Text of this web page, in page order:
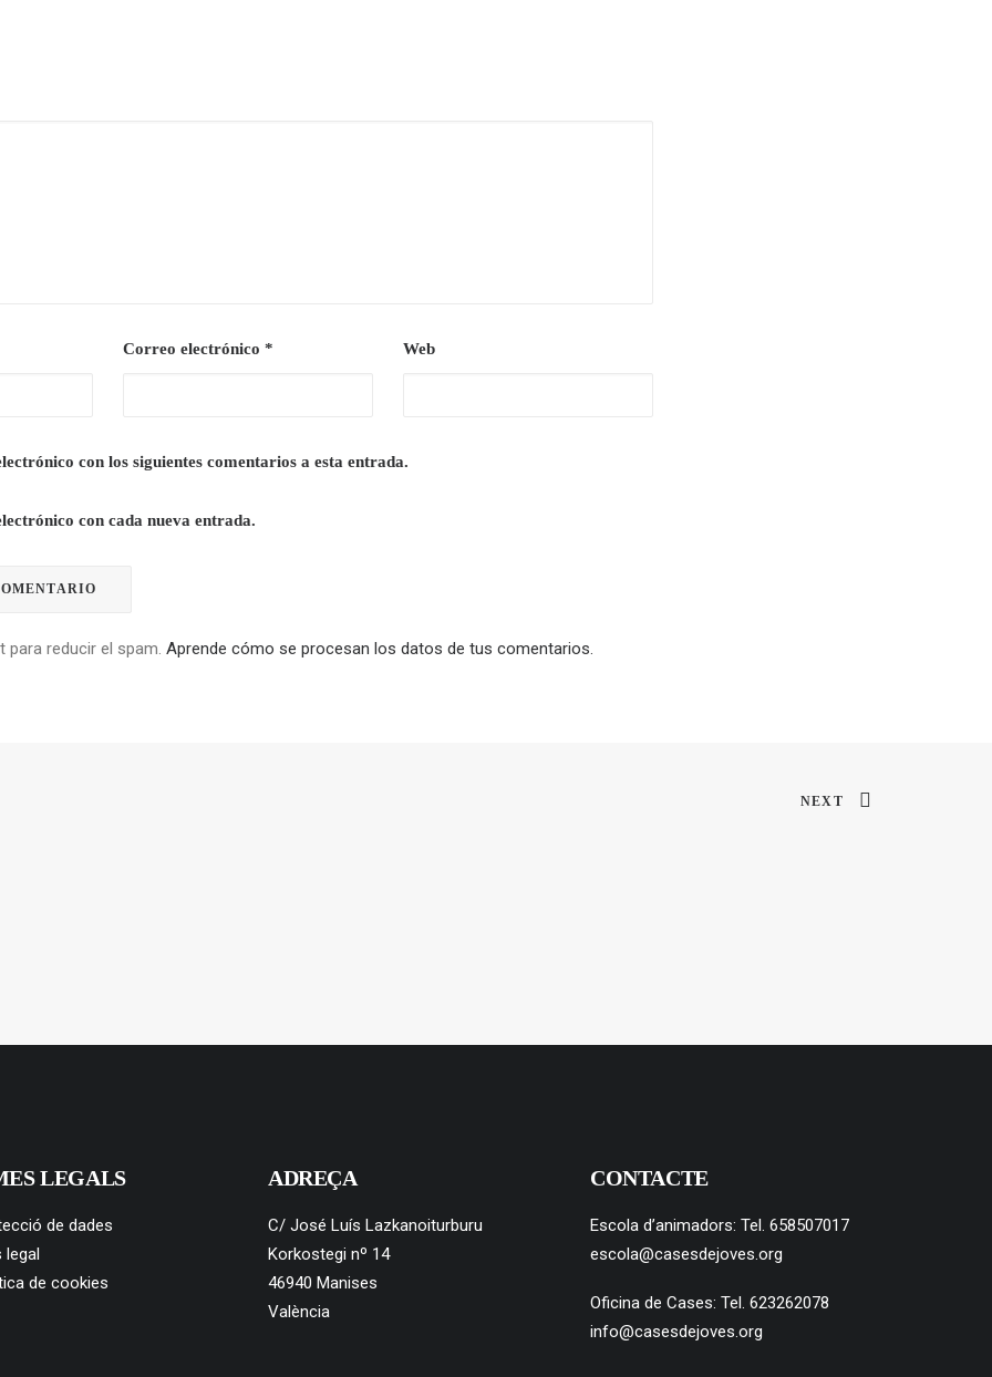
Correo electrónico * Web
con los siguientes comentarios a esta entrada.
con cada nueva entrada.
para reducir el spam. Aprende cómo se procesan los datos de tus comentarios.
NEXT
LEGALS
de dades
legal
de cookies
ADREÇA
C/ José Luís Lazkanoiturburu
Korkostegi nº 14
46940 Manises
València
CONTACTE
Escola d’animadors: Tel. 658507017
escola@casesdejoves.org
Oficina de Cases: Tel. 623262078
info@casesdejoves.org